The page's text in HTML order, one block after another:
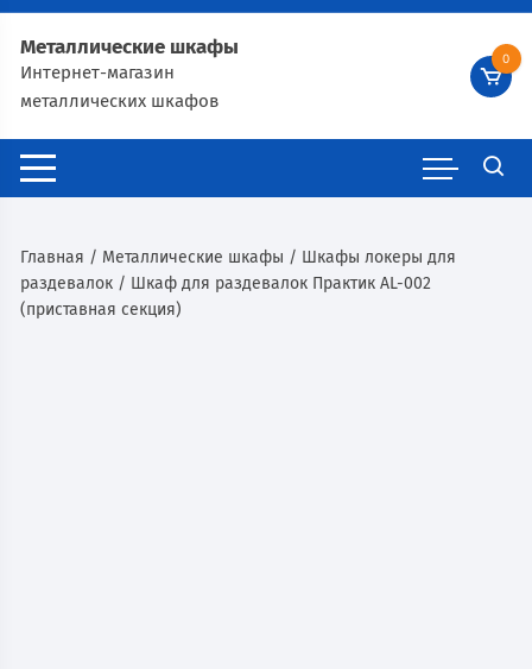
Металлические шкафы
Интернет-магазин
металлических шкафов
0
Главная / Металлические шкафы / Шкафы локеры для
раздевалок / Шкаф для раздевалок Практик AL-002
(приставная секция)